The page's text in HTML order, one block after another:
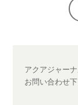
アクアジャー
お問い合わせ下